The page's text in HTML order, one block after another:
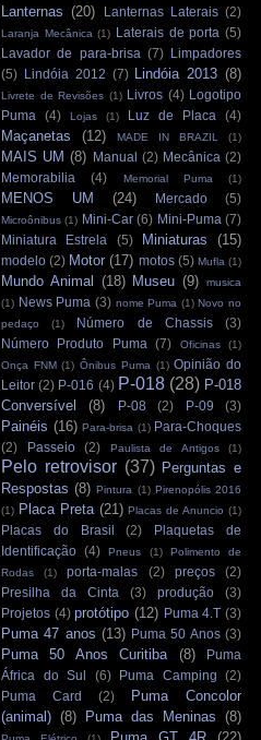
Lanternas (20) Lanternas Laterais (2)
Laranja Mecânica (1) Laterais de porta (5)
Lavador de para-brisa (7)
Limpadores
(5)
Lindóia 2012 (7) Lindóia 2013 (8)
Livrete de Revisões (1) Livros (4)
Logotipo
Puma
(4) Lojas (1) Luz de Placa (4)
Maçanetas (12) MADE IN BRAZIL (1)
MAIS UM (8) Manual (2) Mecânica (2)
Memorabilia
(4) Memorial Puma (1)
MENOS UM (24) Mercado (5)
Microônibus (1) Mini-Car (6) Mini-Puma (7)
Miniatura Estrela
(5) Miniaturas (15)
modelo (2) Motor (17) motos (5) Mufla (1)
Mundo Animal (18) Museu (9)
musica
(1) News Puma (3) nome Puma (1) Novo no
pedaço
(1) Número de Chassis
(3)
Número Produto Puma
(7) Oficinas
(1)
Onça FNM (1) Ônibus Puma (1) Opinião do
Leitor (2) P-016 (4) P-018 (28) P-018
Conversível
(8) P-08 (2) P-09 (3)
Painéis (16) Para-brisa (1) Para-Choques
(2)
Passeio (2) Paulista de Antigos (1)
Pelo retrovisor (37) Perguntas e
Respostas (8) Pintura (1) Pirenopólis 2016
(1) Placa Preta (21) Placas de Anuncio (1)
Placas do Brasil (2)
Plaquetas de
Identificação (4) Pneus (1)
Polimento de
Rodas
(1) porta-malas (2) preços
(2)
Presilha da Cinta
(3) produção
(3)
Projetos (4) protótipo (12) Puma 4.T (3)
Puma 47 anos (13) Puma 50 Anos (3)
Puma 50 Anos Curitiba (8)
Puma
África do Sul
(6) Puma Camping
(2)
Puma Card
(2)
Puma Concolor
(animal) (8) Puma das Meninas (8)